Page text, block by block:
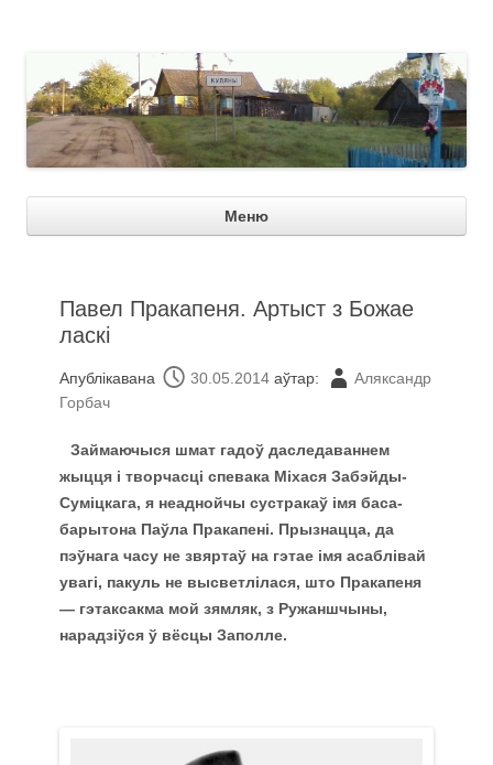
Меню
Павел Пракапеня. Артыст з Божае
ласкі
Апублікавана 30.05.2014 аўтар:
Аляксандр
Горбач
Займаючыся шмат гадоў даследаваннем
жыцця і творчасці спевака Міхася Забэйды-
Суміцкага, я неаднойчы сустракаў імя баса-
барытона Паўла Пракапені. Прызнацца, да
пэўнага часу не звяртаў на гэтае імя асаблівай
увагі, пакуль не высветлілася, што Пракапеня
— гэтаксакма мой зямляк, з Ружаншчыны,
нарадзіўся ў вёсцы Заполле.